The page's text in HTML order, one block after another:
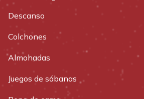
Descanso
Colchones
Almohadas
Juegos de sábanas